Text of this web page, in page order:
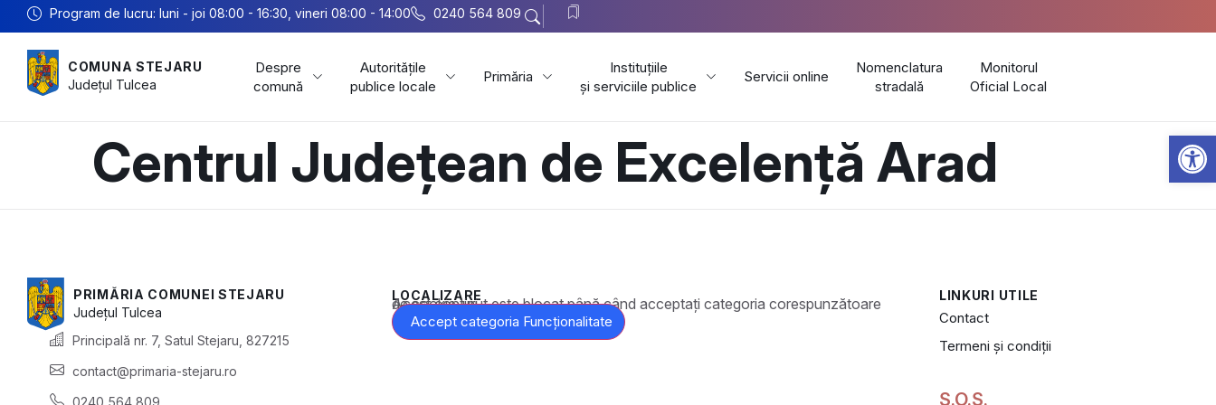
Program de lucru: luni - joi 08:00 - 16:30, vineri 08:00 - 14:00 0240 564 809
COMUNA STEJARU
Județul Tulcea
Despre
comună
Autoritățile
publice locale
Primăria
Instituțiile
și serviciile publice
Servicii online
Nomenclatura
stradală
Monitorul
Oficial Local
Centrul Județean de Excelență Arad
PRIMĂRIA COMUNEI STEJARU
Județul Tulcea
Principală nr. 7, Satul Stejaru, 827215
contact@primaria-stejaru.ro
0240 564 809
LOCALIZARE
Acest conținut este blocat până când acceptați categoria corespunzătoare de cookie-uri.
Accept categoria Funcționalitate
LINKURI UTILE
Contact
Termeni și condiții
S.O.S.